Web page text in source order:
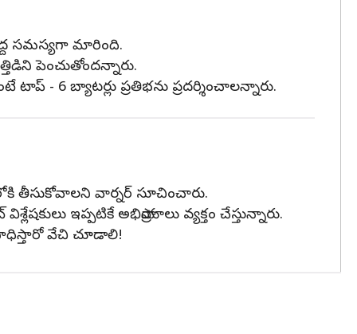
సమస్యగా మారింది.
పెంచుతోందన్నారు.
- 6 బ్యాటర్లు ప్రతిభను ప్రదర్శించాలన్నారు.
తీసుకోవాలని వార్నర్ సూచించారు.
ఇప్పటికే అభిప్రాయాలు వ్యక్తం చేస్తున్నారు.
వేచి చూడాలి!